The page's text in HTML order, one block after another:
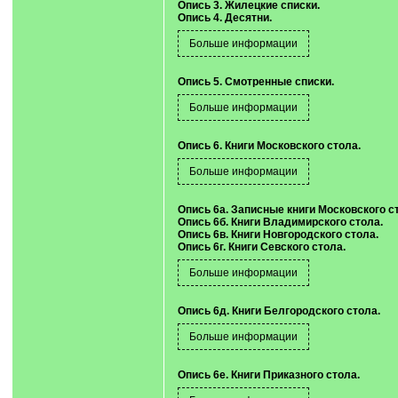
Опись 3. Жилецкие списки.
Опись 4. Десятни.
Опись 5. Смотренные списки.
Опись 6. Книги Московского стола.
Опись 6а. Записные книги Московского
Опись 6б. Книги Владимирского стола.
Опись 6в. Книги Новгородского стола.
Опись 6г. Книги Севского стола.
Опись 6д. Книги Белгородского стола.
Опись 6е. Книги Приказного стола.